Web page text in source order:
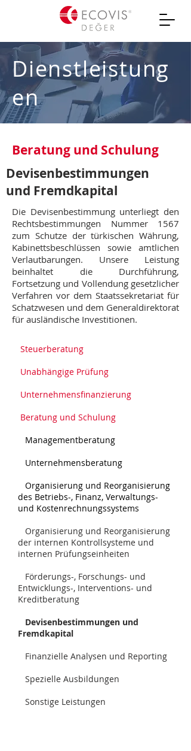
Dienstleistung
en
Beratung und Schulung
Steuerberatung
Unabhängige Prüfung
Unternehmensfinanzierung
Beratung und Schulung
Managementberatung
Unternehmensberatung
Organisierung und Reorganisierung
des Betriebs-, Finanz, Verwaltungs-
und Kostenrechnungssystems
Organisierung und Reorganisierung
der internen Kontrollsysteme und
internen Prüfungseinheiten
Förderungs-, Forschungs- und
Entwicklungs-, Interventions- und
Kreditberatung
Devisenbestimmungen und
Fremdkapital
Finanzielle Analysen und Reporting
Spezielle Ausbildungen
Sonstige Leistungen
Die Devisenbestimmung unterliegt den
Rechtsbestimmungen Nummer 1567
zum Schutze der türkischen Währung,
Kabinettsbeschlüssen sowie amtlichen
Verlautbarungen. Unsere Leistung
beinhaltet die Durchführung,
Fortsetzung und Vollendung gesetzlicher
Verfahren vor dem Staatssekretariat für
Schatzwesen und dem Generaldirektorat
für ausländische Investitionen.
Devisenbestimmungen
und Fremdkapital